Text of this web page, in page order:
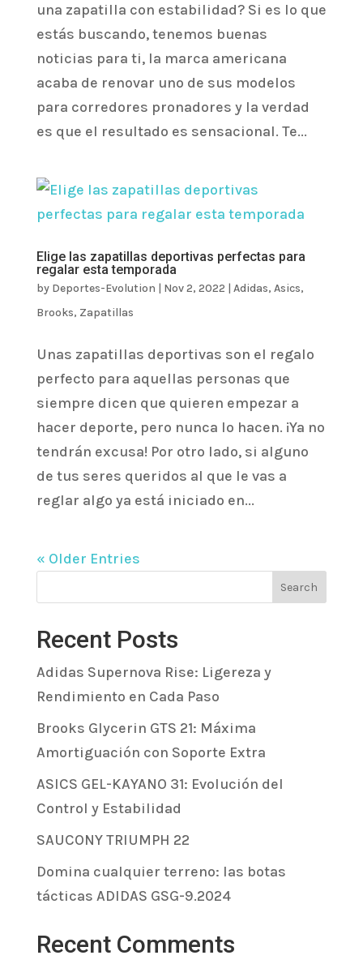
una zapatilla con estabilidad? Si es lo que
estás buscando, tenemos buenas
noticias para ti, la marca americana
acaba de renovar uno de sus modelos
para corredores pronadores y la verdad
es que el resultado es sensacional. Te...
Elige las zapatillas deportivas perfectas para
regalar esta temporada
by Deportes-Evolution | Nov 2, 2022 | Adidas, Asics,
Brooks, Zapatillas
Unas zapatillas deportivas son el regalo
perfecto para aquellas personas que
siempre dicen que quieren empezar a
hacer deporte, pero nunca lo hacen. ¡Ya no
tendrán excusa! Por otro lado, si alguno
de tus seres queridos al que le vas a
reglar algo ya está iniciado en...
« Older Entries
Search
Recent Posts
Adidas Supernova Rise: Ligereza y
Rendimiento en Cada Paso
Brooks Glycerin GTS 21: Máxima
Amortiguación con Soporte Extra
ASICS GEL-KAYANO 31: Evolución del
Control y Estabilidad
SAUCONY TRIUMPH 22
Domina cualquier terreno: las botas
tácticas ADIDAS GSG-9.2024
Recent Comments